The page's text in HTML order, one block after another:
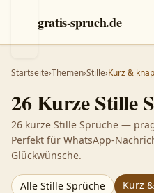
gratis-spruch.de
Startseite›Themen›Stille›Kurz &
26 KurzeStille
26 kurze Stille Sprüche —
Perfekt für WhatsApp-
Glückwünsche.
Alle Stille Sprüche Kurz